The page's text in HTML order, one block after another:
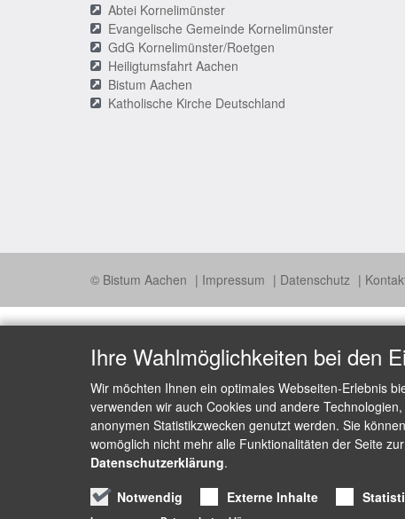
Abtei Kornelimünster
Evangelische Gemeinde Kornelimünster
GdG Kornelimünster/Roetgen
Heiligtumsfahrt Aachen
Bistum Aachen
Katholische Kirche Deutschland
© Bistum Aachen Impressum Datenschutz
Ihre Wahlmöglichkeiten bei den
Wir möchten Ihnen ein optimales Webseiten-Erlebnis
verwenden wir auch Cookies und andere
anonymen Statistikzwecken genutzt werden. Sie
womöglich nicht mehr alle Funktionalitäten der Seite
Datenschutzerklärung.
Notwendig
Externe Inhalte